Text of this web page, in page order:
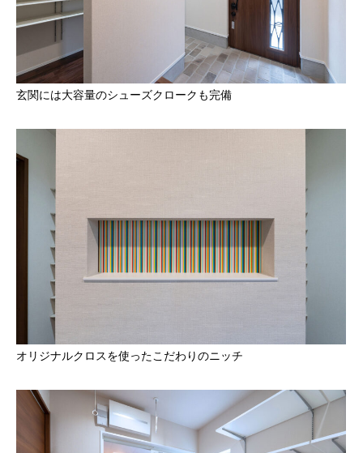
玄関には大容量のシューズクロークも完備
オリジナルクロスを使ったこだわりのニッチ